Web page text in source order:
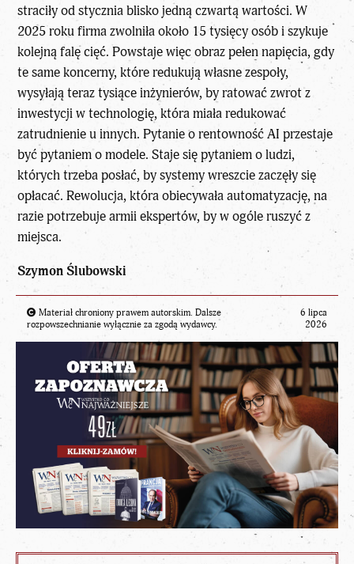
straciły od stycznia blisko jedną czwartą wartości. W
2025 roku firma zwolniła około 15 tysięcy osób i szykuje
kolejną falę cięć. Powstaje więc obraz pełen napięcia, gdy
te same koncerny, które redukują własne zespoły,
wysyłają teraz tysiące inżynierów, by ratować zwrot z
inwestycji w technologię, która miała redukować
zatrudnienie u innych. Pytanie o rentowność AI przestaje
być pytaniem o modele. Staje się pytaniem o ludzi,
których trzeba posłać, by systemy wreszcie zaczęły się
opłacać. Rewolucja, która obiecywała automatyzację, na
razie potrzebuje armii ekspertów, by w ogóle ruszyć z
miejsca.
Szymon Ślubowski
Materiał chroniony prawem autorskim. Dalsze
rozpowszechnianie wyłącznie za zgodą wydawcy.
6 lipca
2026